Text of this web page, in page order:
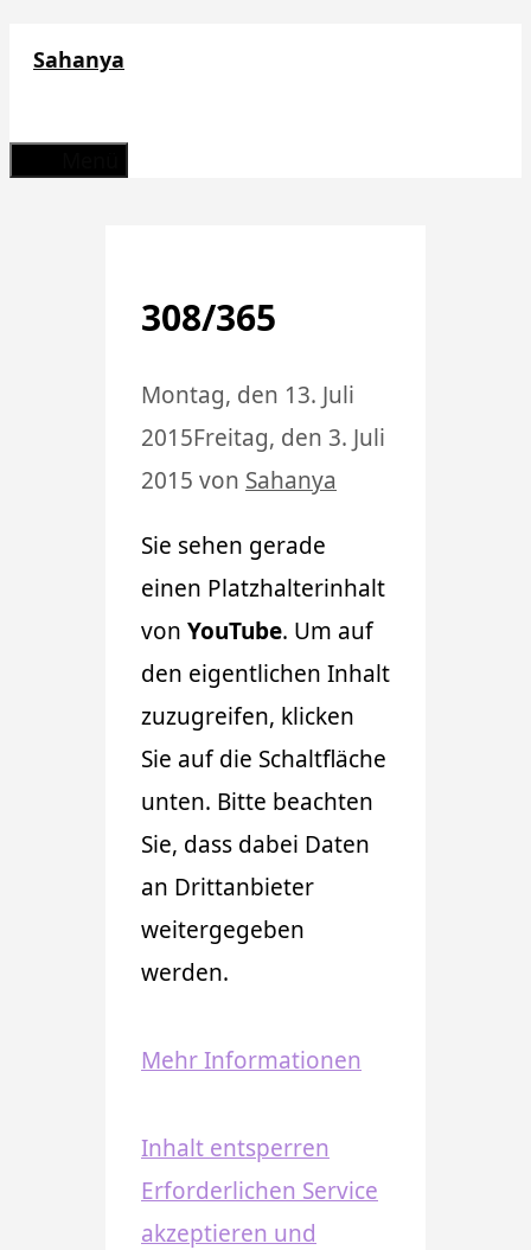
Sahanya
308/365
Montag, den 13. Juli
2015Freitag, den 3. Juli
2015 von Sahanya
Sie sehen gerade
einen Platzhalterinhalt
von YouTube. Um auf
den eigentlichen Inhalt
zuzugreifen, klicken
Sie auf die Schaltfläche
unten. Bitte beachten
Sie, dass dabei Daten
an Drittanbieter
weitergegeben
werden.
Mehr Informationen
Inhalt entsperren
Erforderlichen Service
akzeptieren und